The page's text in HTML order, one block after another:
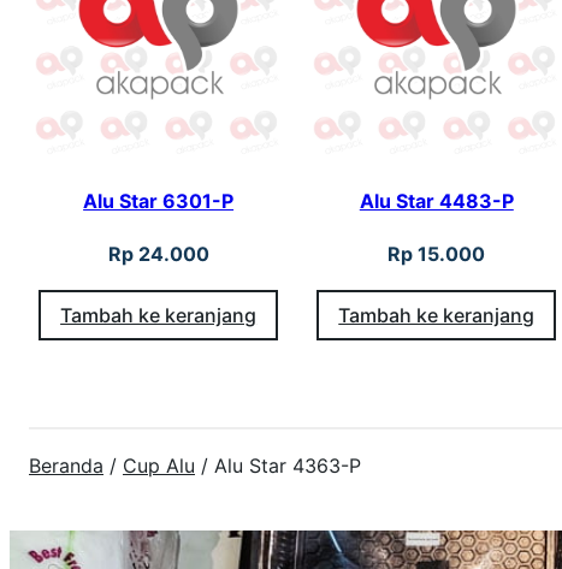
Alu Star 6301-P
Rp24.000
Tambah ke keranjang
Alu Star 4483-P
Rp 15.000
Tambah ke keranjang
Beranda / Cup Alu / Alu Star 4363-P